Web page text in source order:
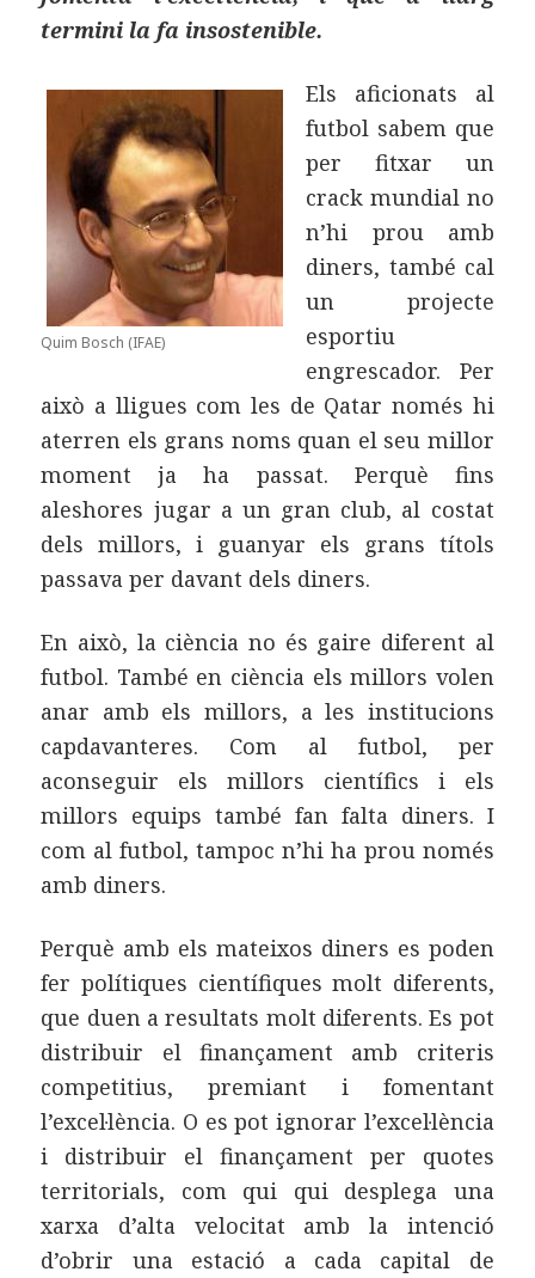
termini la fa insostenible.
Quim Bosch (IFAE)
Els aficionats al
futbol sabem que
per fitxar un
crack mundial no
n’hi prou amb
diners, també cal
un projecte
esportiu
engrescador. Per
això a lligues com les de Qatar només hi
aterren els grans noms quan el seu millor
moment ja ha passat. Perquè fins
aleshores jugar a un gran club, al costat
dels millors, i guanyar els grans títols
passava per davant dels diners.
En això, la ciència no és gaire diferent al
futbol. També en ciència els millors volen
anar amb els millors, a les institucions
capdavanteres. Com al futbol, per
aconseguir els millors científics i els
millors equips també fan falta diners. I
com al futbol, tampoc n’hi ha prou només
amb diners.
Perquè amb els mateixos diners es poden
fer polítiques científiques molt diferents,
que duen a resultats molt diferents. Es pot
distribuir el finançament amb criteris
competitius, premiant i fomentant
l’excel·lència. O es pot ignorar l’excel·lència
i distribuir el finançament per quotes
territorials, com qui qui desplega una
xarxa d’alta velocitat amb la intenció
d’obrir una estació a cada capital de